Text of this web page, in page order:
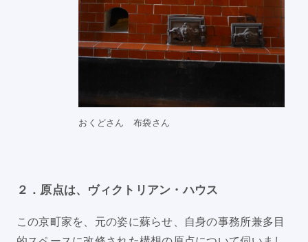
おくどさん 布袋さん
２．原点は、ヴィクトリアン・ハウス
この京町家を、元の姿に蘇らせ、自身の事務所兼多目